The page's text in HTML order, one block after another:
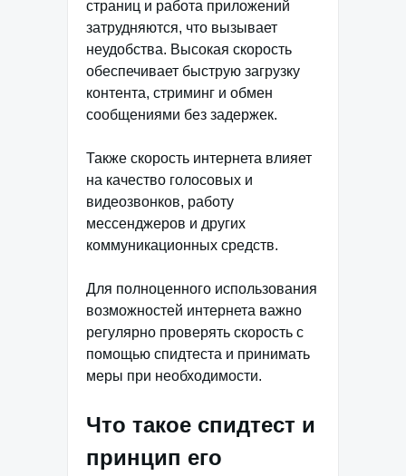
страниц и работа приложений
затрудняются, что вызывает
неудобства. Высокая скорость
обеспечивает быструю загрузку
контента, стриминг и обмен
сообщениями без задержек.
Также скорость интернета влияет
на качество голосовых и
видеозвонков, работу
мессенджеров и других
коммуникационных средств.
Для полноценного использования
возможностей интернета важно
регулярно проверять скорость с
помощью спидтеста и принимать
меры при необходимости.
Что такое спидтест и
принцип его